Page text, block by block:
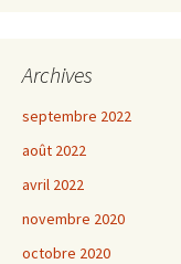
Archives
septembre 2022
août 2022
avril 2022
novembre 2020
octobre 2020